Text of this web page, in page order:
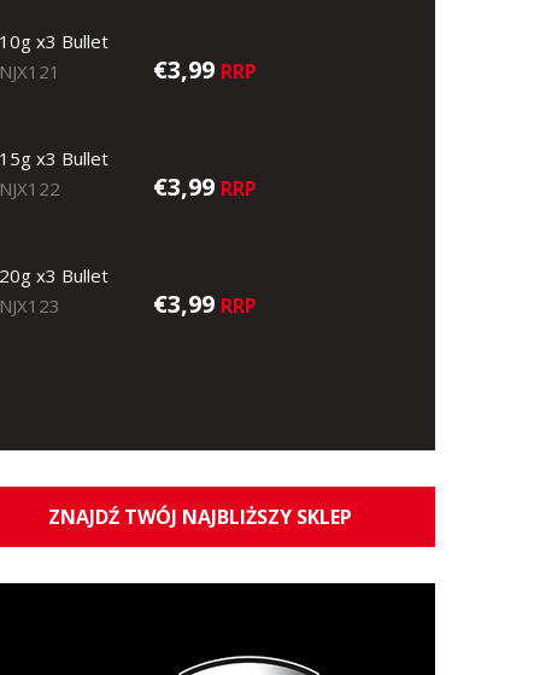
10g x3 Bullet
NJX121
€3,99 RRP
15g x3 Bullet
NJX122
€3,99 RRP
20g x3 Bullet
NJX123
€3,99 RRP
ZNAJDŹ TWÓJ NAJBLIŻSZY SKLEP